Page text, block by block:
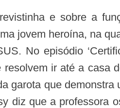
jovem heroína, na
No episódio
ir até a casa
garota que
diz que a professora